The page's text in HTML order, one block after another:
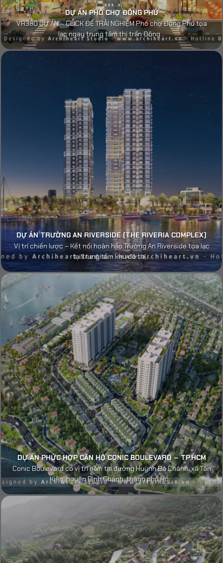
DỰ ÁN PHỐ CHỢ ĐÔNG PHÚ
VR360 DỰ ÁN – CLICK ĐỂ TRẢI NGHIỆM Phố chợ Đông Phú tọa
lạc ngay trung tâm thị trấn Đông...
DỰ ÁN TRƯỜNG AN RIVERSIDE (THE RIVERIA COMPLEX)
Vị trí chiến lược – Kết nối hoàn hảo Trường An Riverside tọa lạc
tại trung tâm khu đô thị...
DỰ ÁN PHỨC HỢP CĂN HỘ CONIC BOULEVARD – TP.HCM
Conic Boulevard có vị trí nằm tại đường Huỳnh Bá Chánh, xã Tân
Kiên, huyện Bình Chánh, thành phố Hồ...